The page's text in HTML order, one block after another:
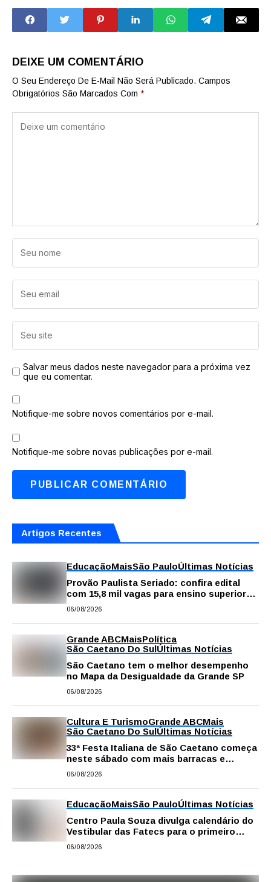
ruas de São
Caetano até
agosto de 2025
DEIXE UM COMENTÁRIO
O Seu Endereço De E-Mail Não Será Publicado. Campos
Obrigatórios São Marcados Com *
Salvar meus dados neste navegador para a próxima vez
que eu comentar.
Notifique-me sobre novos comentários por e-mail.
Notifique-me sobre novas publicações por e-mail.
Artigos Recentes
EducaçãoMaisSão PauloÚltimas Notícias
Provão Paulista Seriado: confira edital
com 15,8 mil vagas para ensino superior
público
06/08/2026
Grande ABCMaisPolítica
São Caetano Do SulÚltimas Notícias
São Caetano tem o melhor desempenho
no Mapa da Desigualdade da Grande SP
06/08/2026
Cultura E TurismoGrande ABCMais
São Caetano Do SulÚltimas Notícias
33ª Festa Italiana de São Caetano começa
neste sábado com mais barracas e
novidades em decoração e atrações
06/08/2026
EducaçãoMaisSão PauloÚltimas Notícias
Centro Paula Souza divulga calendário do
Vestibular das Fatecs para o primeiro
semestre de 2027
06/08/2026